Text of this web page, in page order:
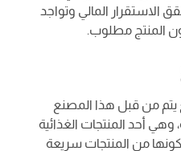
المالي وتواجد
المنتج مطلوب.
يتم من قبل هذا المصنع
أحد المنتجات الغذائية
من المنتجات سريعة